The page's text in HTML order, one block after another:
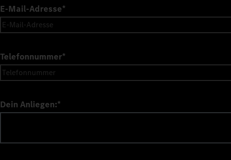
E-Mail-Adresse*
Telefonnummer*
Dein Anliegen:*